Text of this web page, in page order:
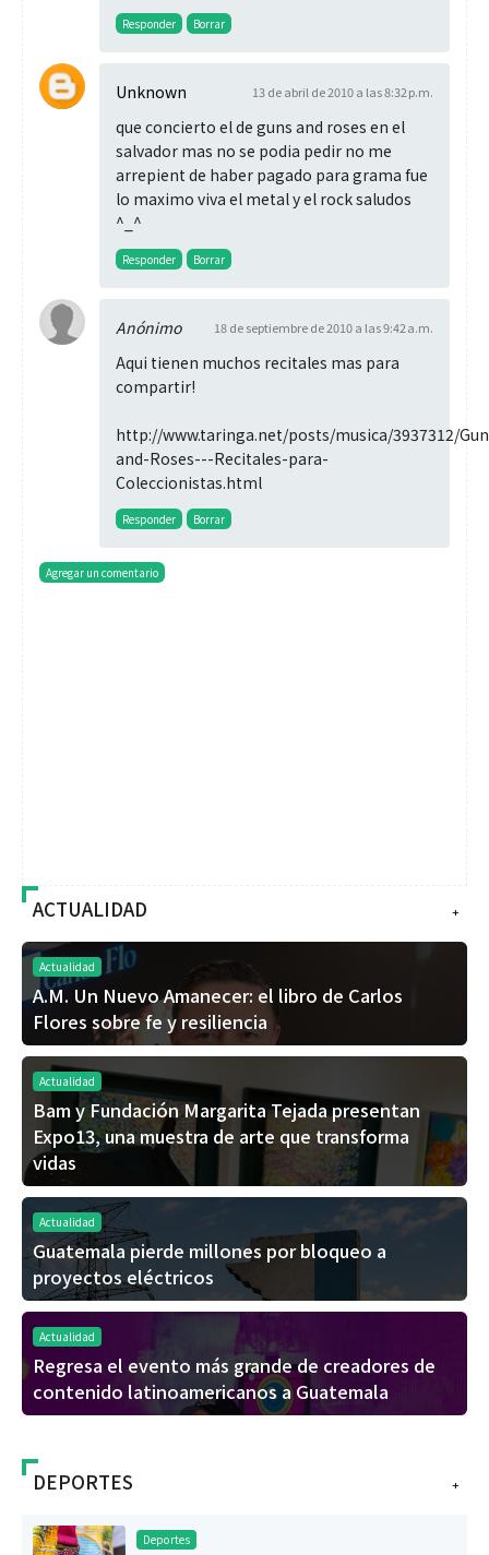
Responder Borrar
Unknown 13 de abril de 2010 a las 8:32 p.m.
que concierto el de guns and roses en el
salvador mas no se podia pedir no me
arrepient de haber pagado para grama fue
lo maximo viva el metal y el rock saludos
^_^
Responder Borrar
Anónimo 18 de septiembre de 2010 a las 9:42 a.m.
Aqui tienen muchos recitales mas para
compartir!
http://www.taringa.net/posts/musica/3937312/
and-Roses---Recitales-para-
Coleccionistas.html
Responder Borrar
Agregar un comentario
+
ACTUALIDAD
Actualidad
A.M. Un Nuevo Amanecer: el libro de Carlos
Flores sobre fe y resiliencia
Actualidad
Bam y Fundación Margarita Tejada presentan
Expo13, una muestra de arte que transforma
vidas
Actualidad
Guatemala pierde millones por bloqueo a
proyectos eléctricos
Actualidad
Regresa el evento más grande de creadores de
contenido latinoamericanos a Guatemala
+
DEPORTES
Deportes